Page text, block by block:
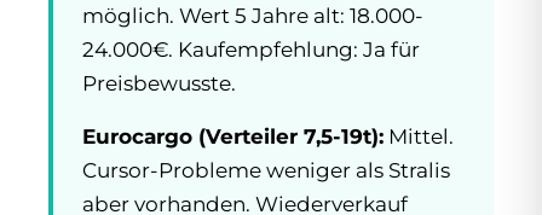
möglich. Wert 5 Jahre alt: 18.000-
24.000€. Kaufempfehlung: Ja für
Preisbewusste.
Eurocargo (Verteiler 7,5-19t): Mittel.
Cursor-Probleme weniger als Stralis
aber vorhanden. Wiederverkauf